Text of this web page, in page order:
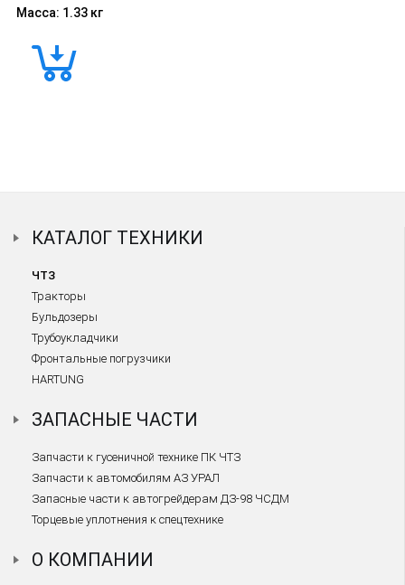
Масса: 1.33 кг
КАТАЛОГ ТЕХНИКИ
ЧТЗ
Тракторы
Бульдозеры
Трубоукладчики
Фронтальные погрузчики
HARTUNG
ЗАПАСНЫЕ ЧАСТИ
Запчасти к гусеничной технике ПК ЧТЗ
Запчасти к автомобилям АЗ УРАЛ
Запасные части к автогрейдерам ДЗ-98 ЧСДМ
Торцевые уплотнения к спецтехнике
О КОМПАНИИ